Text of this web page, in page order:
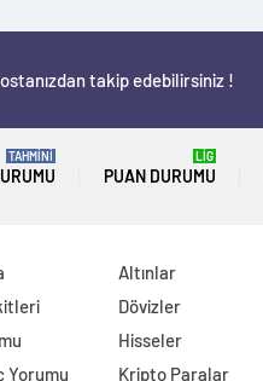
takip edebilirsiniz !
TAHMİNİ
PUAN DURUMU
LİG
Yorumu
Altınlar
Dövizler
Hisseler
Kripto Paralar